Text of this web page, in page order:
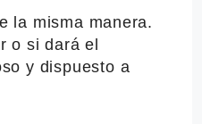
la misma manera.
o si dará el
y dispuesto a